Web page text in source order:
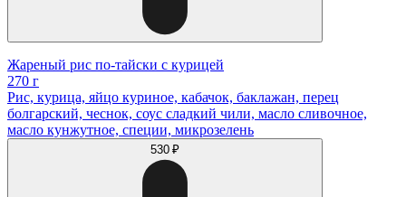
Жареный рис по-тайски с курицей
270 г
Рис, курица, яйцо куриное, кабачок, баклажан, перец
болгарский, чеснок, соус сладкий чили, масло сливочное,
масло кунжутное, специи, микрозелень
530 ₽